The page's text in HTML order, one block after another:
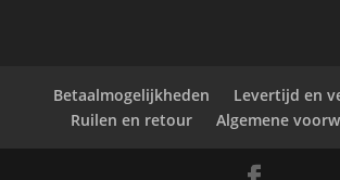
Betaalmogelijkheden
Levertijd en
Ruilen en retour
Algemene